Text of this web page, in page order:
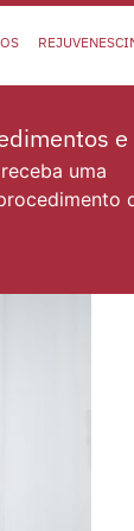
uma